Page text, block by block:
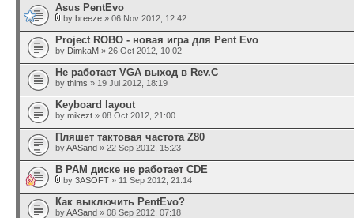
Asus PentEvo
by breeze » 06 Nov 2012, 12:42
Project ROBO - новая игра для Pent Evo
by DimkaM » 26 Oct 2012, 10:02
Не работает VGA выход в Rev.C
by thims » 19 Jul 2012, 18:19
Keyboard layout
by mikezt » 08 Oct 2012, 21:00
Пляшет тактовая частота Z80
byAASand » 22 Sep 2012, 15:23
В РАМ диске не работает CDE
by 3ASOFT » 11 Sep 2012, 21:14
Как выключить PentEvo?
byAASand » 08 Sep 2012, 07:18